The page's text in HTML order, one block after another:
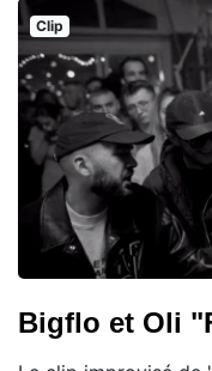
Clip
Bigflo et Oli